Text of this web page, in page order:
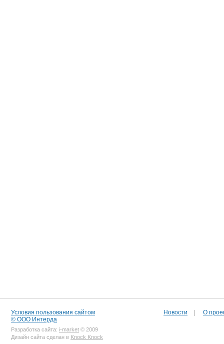
Условия пользования сайтом
© ООО Интерда
Разработка сайта: i-market © 2009
Дизайн сайта сделан в Knock Knock
Новости О